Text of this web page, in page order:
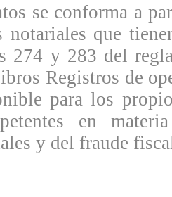
se conforma a
notariales que
274 y 283 del
Registros de
para los
en
y del fraude